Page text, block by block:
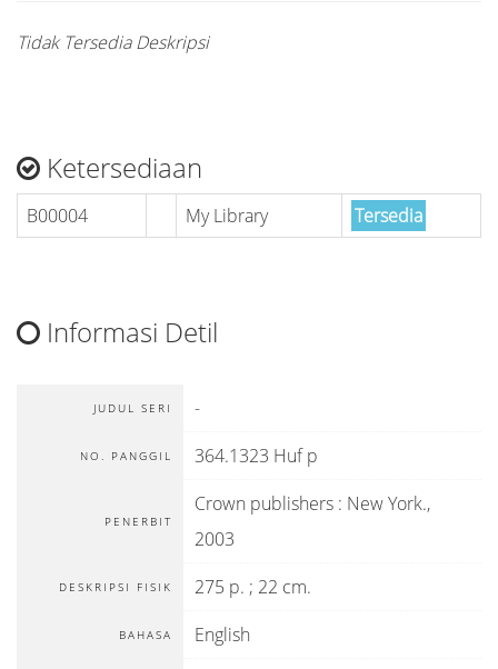
Tidak Tersedia Deskripsi
Ketersediaan
B00004 My Library Tersedia
Informasi Detil
JUDUL SERI -
NO. PANGGIL 364.1323 Huf p
PENERBIT
Crown publishers : New York.,
2003
DESKRIPSI FISIK 275 p. ; 22 cm.
BAHASA English